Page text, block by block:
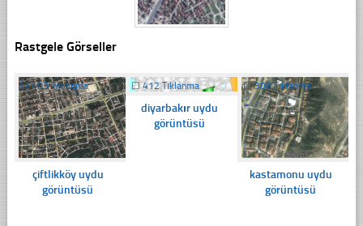
Rastgele Görseller
☐403 Tıklanma
çiftlikköy uydu
görüntüsü
☐412 Tıklanma
diyarbakır uydu
görüntüsü
☐309 Tıklanma
kastamonu uydu
görüntüsü